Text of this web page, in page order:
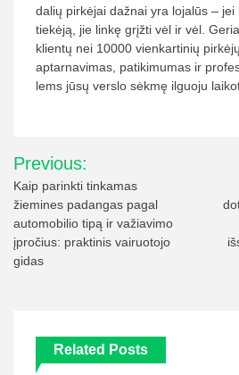
dalių pirkėjai dažnai yra lojalūs –
tiekėją, jie linkę grįžti vėl ir vėl.
klientų nei 10000 vienkartinių
aptarnavimas, patikimumas ir
lems jūsų verslo sėkmę ilguoju
Navigacija
tarp
įrašų
Previous:
Kaip parinkti tinkamas
žiemines padangas pagal
automobilio tipą ir važiavimo
įpročius: praktinis vairuotojo
gidas
Related Posts